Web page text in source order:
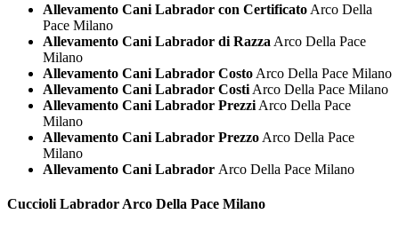
Allevamento Cani Labrador con Certificato Arco Della
Pace Milano
Allevamento Cani Labrador di Razza Arco Della Pace
Milano
Allevamento Cani Labrador Costo Arco Della Pace Milano
Allevamento Cani Labrador Costi Arco Della Pace Milano
Allevamento Cani Labrador Prezzi Arco Della Pace
Milano
Allevamento Cani Labrador Prezzo Arco Della Pace
Milano
Allevamento Cani Labrador Arco Della Pace Milano
Cuccioli Labrador Arco Della Pace Milano